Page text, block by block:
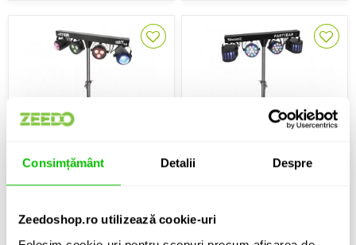
Consimțământ Detalii Despre
Zeedoshop.ro utilizează cookie-uri
Set de lumini